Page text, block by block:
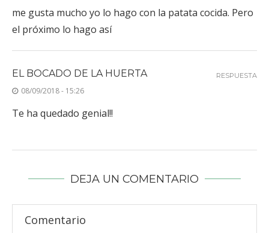
me gusta mucho yo lo hago con la patata cocida. Pero
el próximo lo hago así
EL BOCADO DE LA HUERTA
08/09/2018 - 15:26
Te ha quedado genial!!
RESPUESTA
DEJA UN COMENTARIO